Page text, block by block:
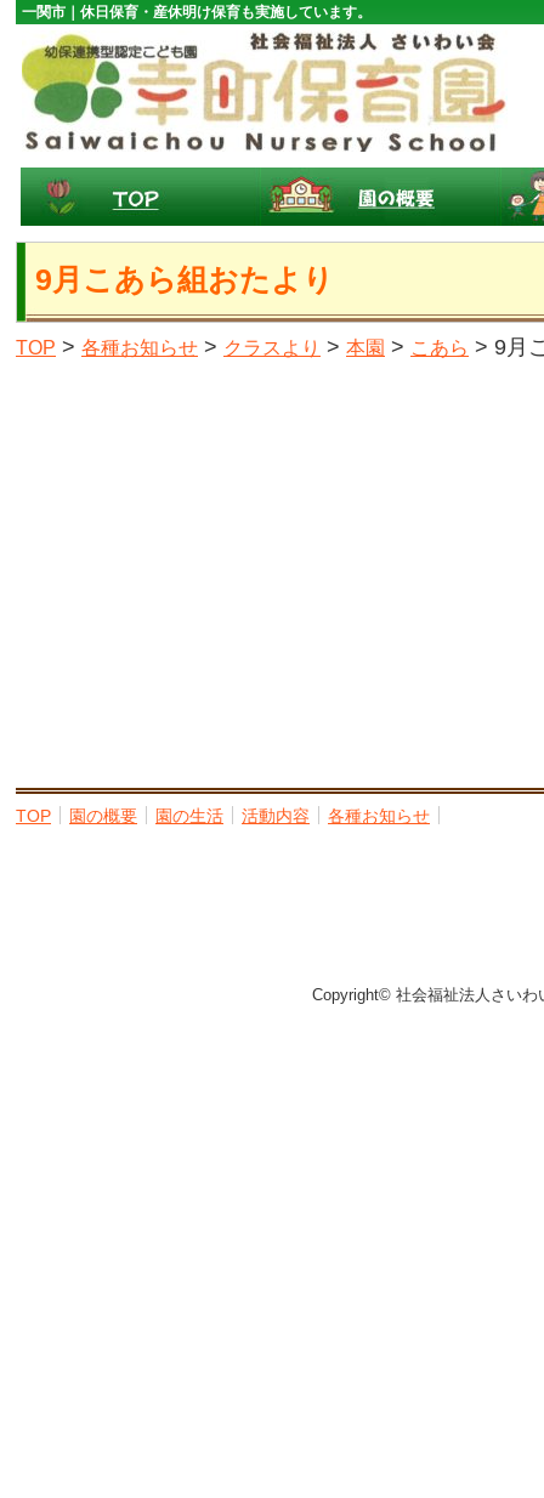
一関市｜休日保育・産休明け保育も実施しています。
9月こあら組おたより
TOP > 各種お知らせ > クラスより > 本園 > こあら > 9月
TOP 園の概要 園の生活 活動内容 各種お知らせ
Copyright© 社会福祉法人さい